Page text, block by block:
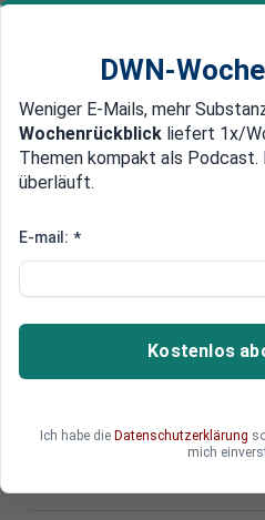
Newsticker MEIN DWN:
Edelmetalle DWN-
Brüssel
Hebel sitzen
Die EU will bei den
Zollverhandlungen mit
Experten warnen vor
DWN-
Weniger E-Mails, mehr
Wochenrückblick liefert 1x/
Themen kompakt als
überläuft.
E-mail: *
Kostenlos
Ich habe die Datenschutzerklärung
mich